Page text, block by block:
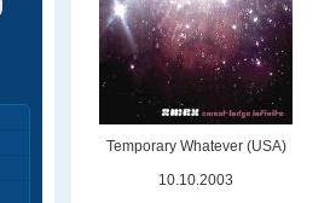
Temporary Whatever (USA)
10.10.2003